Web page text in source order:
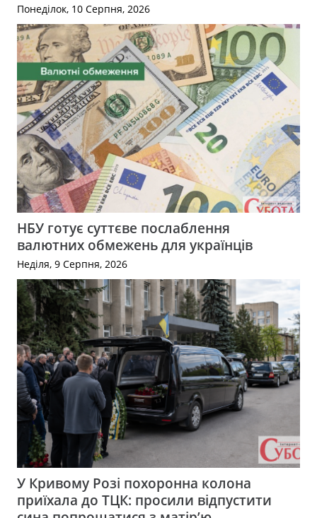
Понеділок, 10 Серпня, 2026
НБУ готує суттєве послаблення
валютних обмежень для українців
Неділя, 9 Серпня, 2026
У Кривому Розі похоронна колона
приїхала до ТЦК: просили відпустити